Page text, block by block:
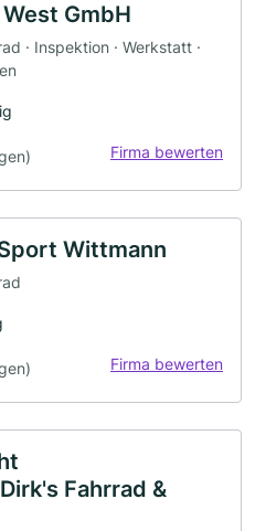
GmbH
· Inspektion · Werkstatt ·
Firma bewerten
Wittmann
Firma bewerten
Fahrrad &